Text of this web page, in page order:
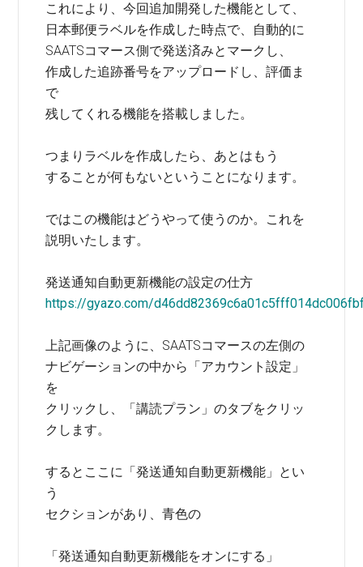
これにより、今回追加開発した機能として、
日本郵便ラベルを作成した時点で、自動的に
SAATSコマース側で発送済みとマークし、
作成した追跡番号をアップロードし、評価ま
で
残してくれる機能を搭載しました。
つまりラベルを作成したら、あとはもう
することが何もないということになります。
ではこの機能はどうやって使うのか。これを
説明いたします。
発送通知自動更新機能の設定の仕方
https://gyazo.com/
上記画像のように、SAATSコマースの左側の
ナビゲーションの中から「アカウント設定」
を
クリックし、「講読プラン」のタブをクリッ
クします。
するとここに「発送通知自動更新機能」とい
う
セクションがあり、青色の
「発送通知自動更新機能をオンにする」